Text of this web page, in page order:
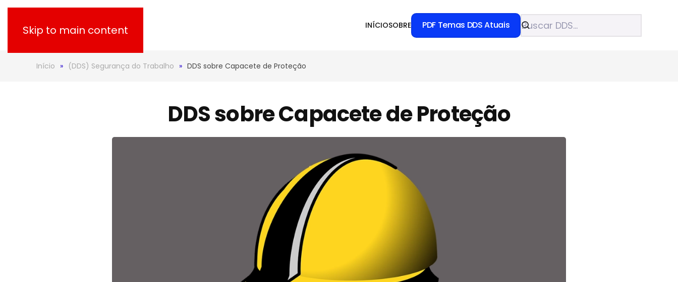
Skip to main content INÍCIOSOBRE PDF Temas DDS Atuais
Início (DDS) Segurança do Trabalho DDS sobre Capacete de Proteção
DDS sobre Capacete de Proteção